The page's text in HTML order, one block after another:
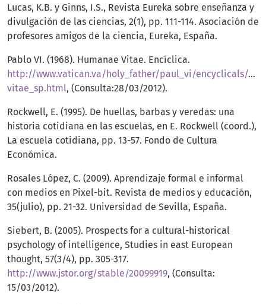
Lucas, K.B. y Ginns, I.S., Revista Eureka sobre enseñanza y
divulgación de las ciencias, 2(1), pp. 111-114. Asociación de
profesores amigos de la ciencia, Eureka, España.
Pablo VI. (1968). Humanae Vitae. Encíclica.
http://www.vatican.va/holy_father/paul_vi/encyclicals/
vitae_sp.html, (Consulta:28/03/2012).
Rockwell, E. (1995). De huellas, barbas y veredas: una
historia cotidiana en las escuelas, en E. Rockwell (coord.),
La escuela cotidiana, pp. 13-57. Fondo de Cultura
Económica.
Rosales López, C. (2009). Aprendizaje formal e informal
con medios en Pixel-bit. Revista de medios y educación,
35(julio), pp. 21-32. Universidad de Sevilla, España.
Siebert, B. (2005). Prospects for a cultural-historical
psychology of intelligence, Studies in east European
thought, 57(3/4), pp. 305-317.
http://www.jstor.org/stable/20099919, (Consulta:
15/03/2012).